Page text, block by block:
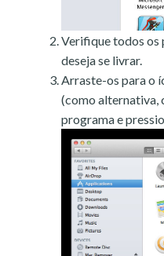
Verifique todos os
deseja se livrar.
Arraste-os para o
(como alternativa,
programa e